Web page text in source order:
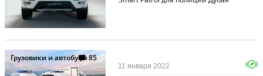
Грузовики и автобусы85
11 января 2022